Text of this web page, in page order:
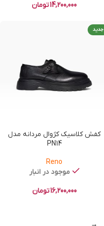
14,200,000تومان
جدید
کفش کلاسیک کژوال مردانه مدل
PN14
Reno
موجود در انبار
16,200,000تومان